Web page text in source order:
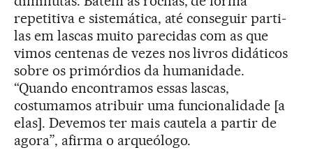
repetitiva e sistemática, até conseguir parti-
las em lascas muito parecidas com as que
vimos centenas de vezes nos livros didáticos
sobre os primórdios da humanidade.
“Quando encontramos essas lascas,
costumamos atribuir uma funcionalidade [a
elas]. Devemos ter mais cautela a partir de
agora”, afirma o arqueólogo.